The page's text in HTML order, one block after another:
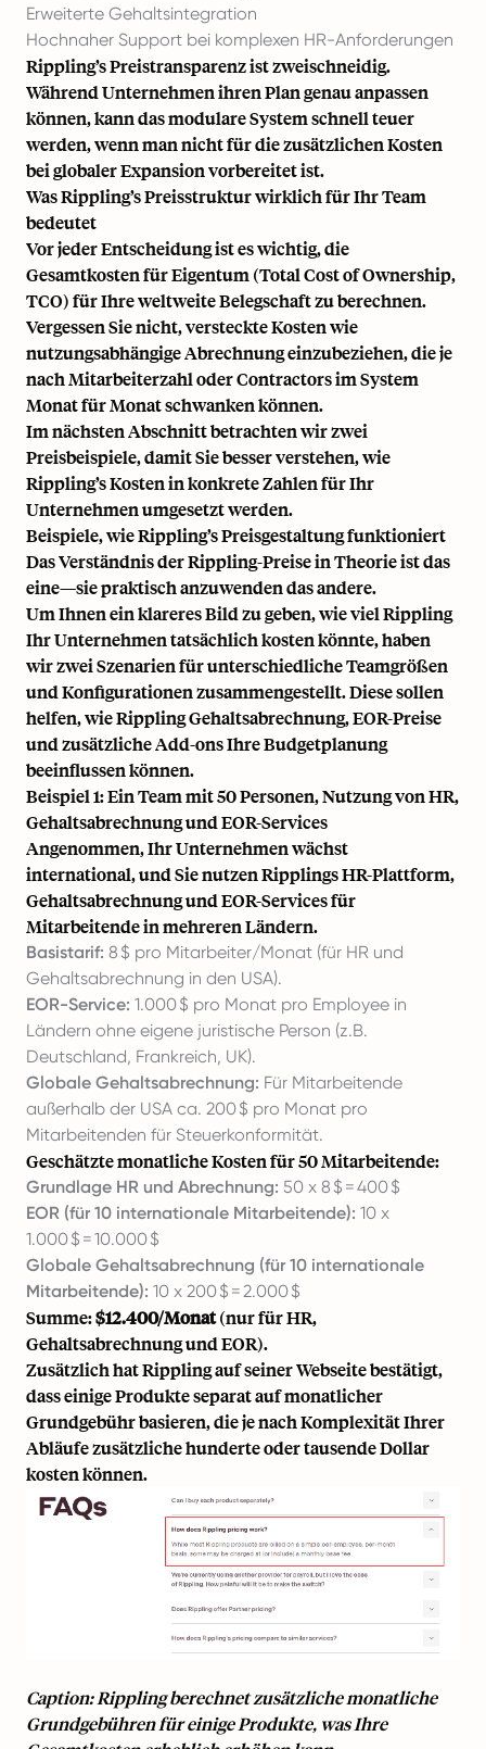
Erweiterte Gehaltsintegration
Hochnaher Support bei komplexen HR-Anforderungen
Rippling’s Preistransparenz ist zweischneidig.
Während Unternehmen ihren Plan genau anpassen
können, kann das modulare System schnell teuer
werden, wenn man nicht für die zusätzlichen Kosten
bei globaler Expansion vorbereitet ist.
Was Rippling’s Preisstruktur wirklich für Ihr Team
bedeutet
Vor jeder Entscheidung ist es wichtig, die
Gesamtkosten für Eigentum (Total Cost of Ownership,
TCO) für Ihre weltweite Belegschaft zu berechnen.
Vergessen Sie nicht, versteckte Kosten wie
nutzungsabhängige Abrechnung einzubeziehen, die je
nach Mitarbeiterzahl oder Contractors im System
Monat für Monat schwanken können.
Im nächsten Abschnitt betrachten wir zwei
Preisbeispiele, damit Sie besser verstehen, wie
Rippling’s Kosten in konkrete Zahlen für Ihr
Unternehmen umgesetzt werden.
Beispiele, wie Rippling’s Preisgestaltung funktioniert
Das Verständnis der Rippling-Preise in Theorie ist das
eine—sie praktisch anzuwenden das andere.
Um Ihnen ein klareres Bild zu geben, wie viel Rippling
Ihr Unternehmen tatsächlich kosten könnte, haben
wir zwei Szenarien für unterschiedliche Teamgrößen
und Konfigurationen zusammengestellt. Diese sollen
helfen, wie Rippling Gehaltsabrechnung, EOR-Preise
und zusätzliche Add-ons Ihre Budgetplanung
beeinflussen können.
Beispiel 1: Ein Team mit 50 Personen, Nutzung von HR,
Gehaltsabrechnung und EOR-Services
Angenommen, Ihr Unternehmen wächst
international, und Sie nutzen Ripplings HR-Plattform,
Gehaltsabrechnung und EOR-Services für
Mitarbeitende in mehreren Ländern.
Basistarif: 8 $ pro Mitarbeiter/Monat (für HR und
Gehaltsabrechnung in den USA).
EOR-Service: 1.000 $ pro Monat pro Employee in
Ländern ohne eigene juristische Person (z.B.
Deutschland, Frankreich, UK).
Globale Gehaltsabrechnung: Für Mitarbeitende
außerhalb der USA ca. 200 $ pro Monat pro
Mitarbeitenden für Steuerkonformität.
Geschätzte monatliche Kosten für 50 Mitarbeitende:
Grundlage HR und Abrechnung: 50 x 8 $ = 400 $
EOR (für 10 internationale Mitarbeitende): 10 x
1.000 $ = 10.000 $
Globale Gehaltsabrechnung (für 10 internationale
Mitarbeitende): 10 x 200 $ = 2.000 $
Summe:$12.400/Monat(nur für HR,
Gehaltsabrechnung und EOR).
Zusätzlich hat Rippling auf seiner Webseite bestätigt,
dass einige Produkte separat auf monatlicher
Grundgebühr basieren, die je nach Komplexität Ihrer
Abläufe zusätzliche hunderte oder tausende Dollar
kosten können.
Caption: Rippling berechnet zusätzliche monatliche
Grundgebühren für einige Produkte, was Ihre